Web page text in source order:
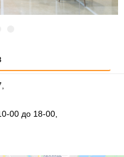
00 до 18-00,